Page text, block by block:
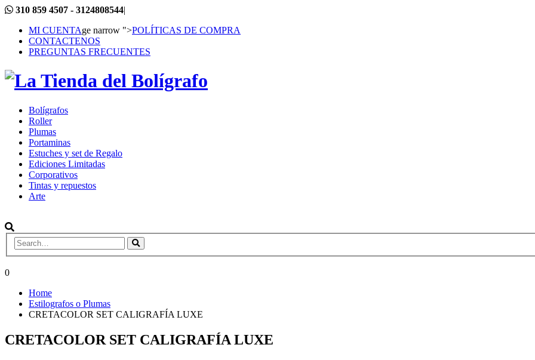
310 859 4507 - 3124808544|
MI CUENTAge narrow ">POLÍTICAS DE COMPRA
CONTACTENOS
PREGUNTAS FRECUENTES
Bolígrafos
Roller
Plumas
Portaminas
Estuches y set de Regalo
Ediciones Limitadas
Corporativos
Tintas y repuestos
Arte
0
Home
Estilografos o Plumas
CRETACOLOR SET CALIGRAFÍA LUXE
CRETACOLOR SET CALIGRAFÍA LUXE